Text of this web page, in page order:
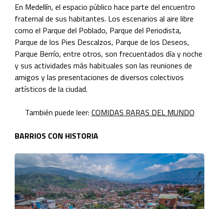
En Medellín, el espacio público hace parte del encuentro
fraternal de sus habitantes. Los escenarios al aire libre
como el Parque del Poblado, Parque del Periodista,
Parque de los Pies Descalzos, Parque de los Deseos,
Parque Berrío, entre otros, son frecuentados día y noche
y sus actividades más habituales son las reuniones de
amigos y las presentaciones de diversos colectivos
artísticos de la ciudad.
También puede leer: COMIDAS RARAS DEL MUNDO
BARRIOS CON HISTORIA